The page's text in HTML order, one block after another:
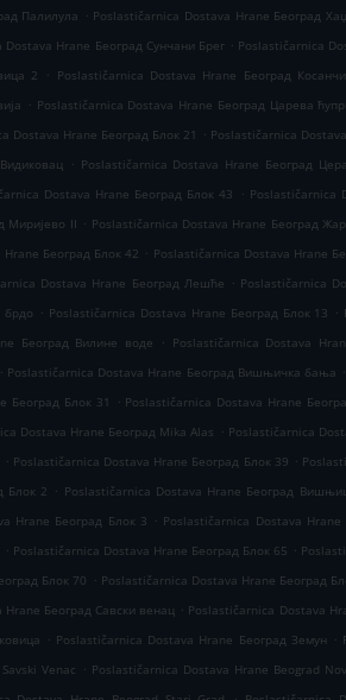
Палилула . Poslastičarnica Dostava Hrane Београд
Dostava Hrane Београд Сунчани Брег . Poslastičarnica
2 . Poslastičarnica Dostava Hrane Београд
. Poslastičarnica Dostava Hrane Београд Царева
Dostava Hrane Београд Блок 21 . Poslastičarnica
. Poslastičarnica Dostava Hrane Београд
Dostava Hrane Београд Блок 43 . Poslastičarnica
Миријево II . Poslastičarnica Dostava Hrane Београд
Београд Блок 42 . Poslastičarnica Dostava Hrane
Dostava Hrane Београд Лешће . Poslastičarnica
брдо . Poslastičarnica Dostava Hrane Београд Блок 13 .
Београд Вилине воде . Poslastičarnica Dostava
. Poslastičarnica Dostava Hrane Београд Вишњичка бања .
Београд Блок 31 . Poslastičarnica Dostava Hrane
Dostava Hrane Београд Mika Alas . Poslastičarnica
. Poslastičarnica Dostava Hrane Београд Блок 39 .
Блок 2 . Poslastičarnica Dostava Hrane Београд
Hrane Београд Блок 3 . Poslastičarnica Dostava
. Poslastičarnica Dostava Hrane Београд Блок 65 .
Блок 70 . Poslastičarnica Dostava Hrane Београд
Београд Савски венац . Poslastičarnica Dostava
. Poslastičarnica Dostava Hrane Београд Земун .
Venac . Poslastičarnica Dostava Hrane Beograd
.